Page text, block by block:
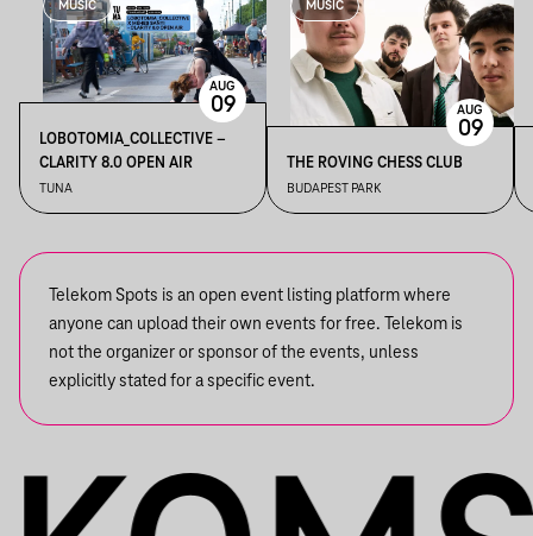
MUSIC
LOBOTOMIA_COLLECTIVE –
CLARITY 8.0 OPEN AIR
TUNA
AUG
09
MUSIC
THE ROVING CHESS CLUB
BUDAPEST PARK
AUG
09
Telekom Spots is an open event listing platform where
anyone can upload their own events for free. Telekom is
not the organizer or sponsor of the events, unless
explicitly stated for a specific event.